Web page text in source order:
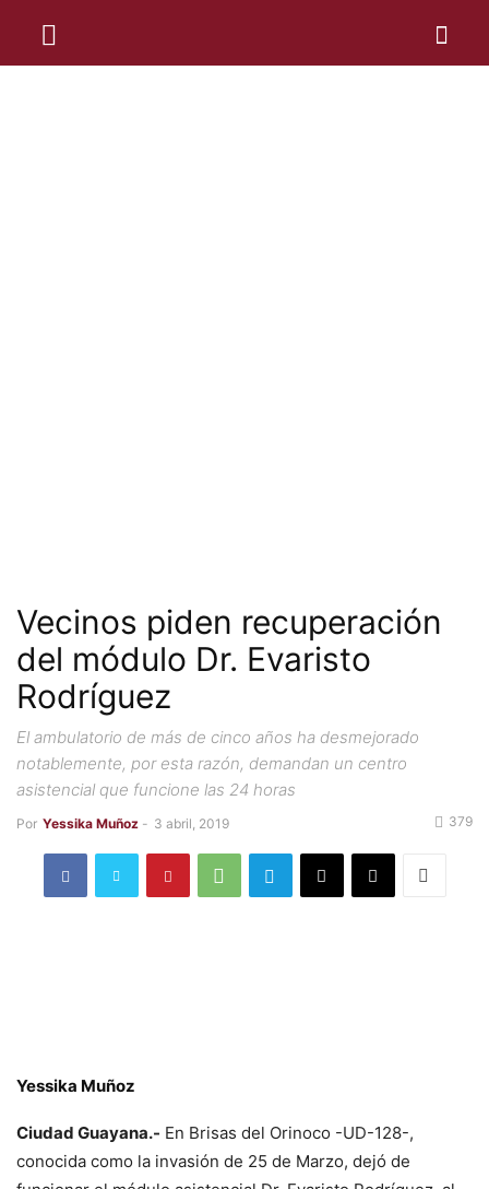
Vecinos piden recuperación
del módulo Dr. Evaristo
Rodríguez
El ambulatorio de más de cinco años ha desmejorado
notablemente, por esta razón, demandan un centro
asistencial que funcione las 24 horas
Por Yessika Muñoz - 3 abril, 2019 379
Yessika Muñoz
Ciudad Guayana.- En Brisas del Orinoco -UD-128-,
conocida como la invasión de 25 de Marzo, dejó de